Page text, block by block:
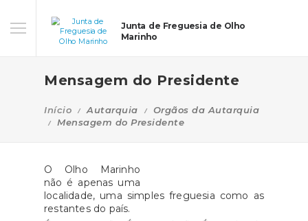
Junta de Freguesia de Olho
Marinho
Mensagem do Presidente
Início Autarquia
Orgãos da Autarquia
Mensagem do Presidente
O Olho Marinho
não é apenas uma
localidade, uma simples freguesia como as
restantes do país.